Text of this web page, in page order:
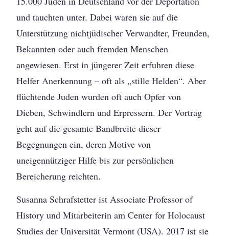
und tauchten unter. Dabei waren sie auf die
Unterstützung nichtjüdischer Verwandter, Freunden,
Bekannten oder auch fremden Menschen
angewiesen. Erst in jüngerer Zeit erfuhren diese
Helfer Anerkennung – oft als „stille Helden“. Aber
flüchtende Juden wurden oft auch Opfer von
Dieben, Schwindlern und Erpressern. Der Vortrag
geht auf die gesamte Bandbreite dieser
Begegnungen ein, deren Motive von
uneigennütziger Hilfe bis zur persönlichen
Bereicherung reichten.
Susanna Schrafstetter ist Associate Professor of
History und Mitarbeiterin am Center for Holocaust
Studies der Universität Vermont (USA). 2017 ist sie